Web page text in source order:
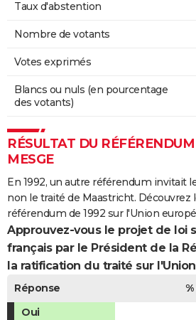
Taux d'abstention
Nombre de votants
Votes exprimés
Blancs ou nuls (en pourcentage
des votants)
RÉSULTAT DU
MESGE
En 1992, un autre référendum invitait
non le traité de Maastricht. Découvrez
référendum de 1992 sur l'Union
Approuvez-vous le projet de loi
français par le Président de la
la ratification du traité sur
Réponse
Oui